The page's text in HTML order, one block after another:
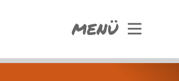
MENÜ